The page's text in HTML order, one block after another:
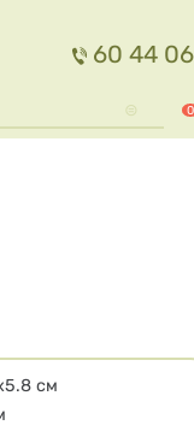
60 44 06
0
см